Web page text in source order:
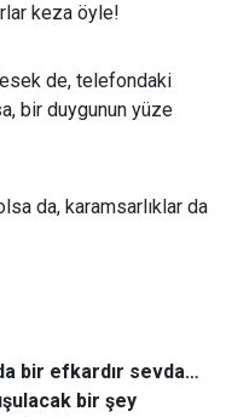
keza öyle!
de, telefondaki
bir duygunun yüze
da, karamsarlıklar da
bir efkardır sevda…
bir şey